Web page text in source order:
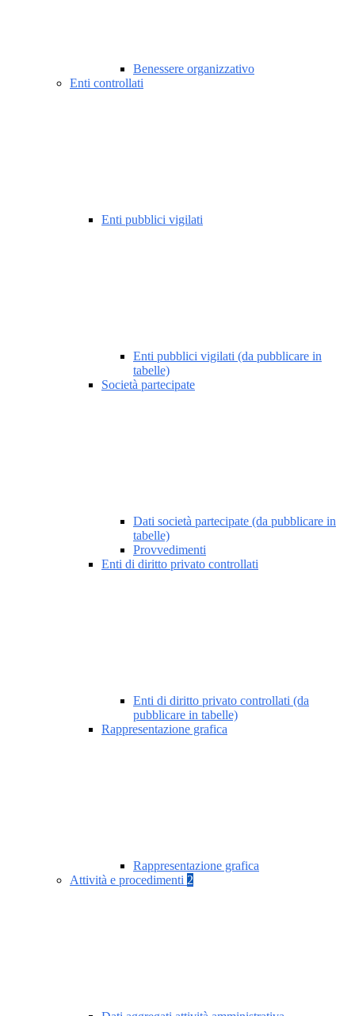
Benessere organizzativo
Enti controllati
Enti pubblici vigilati
Enti pubblici vigilati (da pubblicare in
tabelle)
Società partecipate
Dati società partecipate (da pubblicare in
tabelle)
Provvedimenti
Enti di diritto privato controllati
Enti di diritto privato controllati (da
pubblicare in tabelle)
Rappresentazione grafica
Rappresentazione grafica
Attività e procedimenti 2